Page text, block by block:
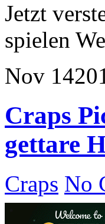
Jetzt
spielen
Nov 14
Craps
gettare
Craps No